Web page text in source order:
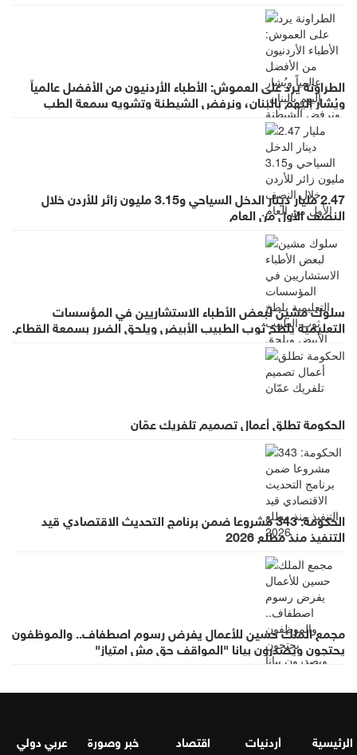
الطراونة يرد على العموش: الأطباء الأردنيون من الأفضل عالمياً
ويُشار إليهم بالبنان، ونرفض الشيطنة وتشويه سمعة الطب
بالعموميات
2.47 مليار دينار الدخل السياحي و3.15 مليون زائر للأردن خلال
النصف الأول من العام
سلوك مشين لبعض الأطباء الاستشاريين في المؤسسات
التعليمية يلطخ ثوب الطبيب الأبيض ويلحق الضرر بسمعة القطاع.
الحكومة تطلق أعمال تصميم تلفريك عمّان
الحكومة: 343 مشروعا ضمن برنامج التحديث الاقتصادي قيد
التنفيذ منذ مطلع 2026
مجمع الملك حسين للأعمال يفرض رسوم اصطفاف.. والموظفون
يحتجون ويصدرون بيانا "المواقف حق مش امتياز"
الرئيسية أردنيات اقتصاد خبر وصورة
عربي دولي